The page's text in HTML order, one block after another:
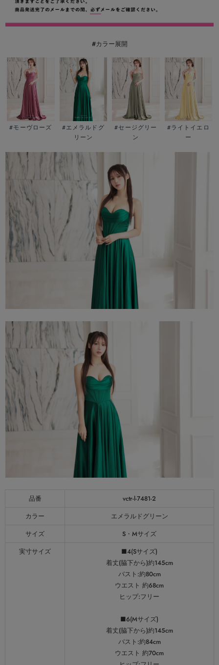
#カラー展開
#モーヴローズ
#エメラルドグ
リーン
#セージグリー
ン
#ライトイエロ
ー
品番
vctr-l-7481-2
カラー
エメラルドグリーン
サイズ
S・Mサイズ
実寸サイズ
■4(Sサイズ)
着丈(脇下から)約145cm
バスト:約80cm
ウエスト 約68cm
ヒップ:フリー
■6(Mサイズ)
着丈(脇下から)約145cm
バスト:約84cm
ウエスト 約70cm